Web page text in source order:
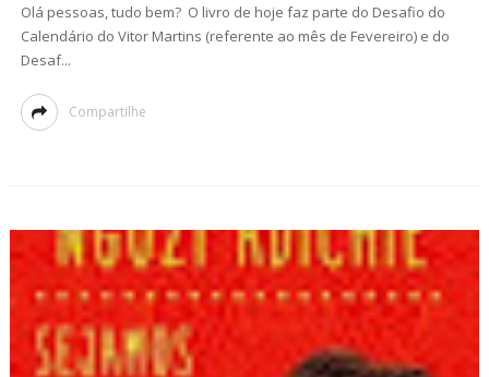
Olá pessoas, tudo bem? O livro de hoje faz parte do Desafio do
Calendário do Vitor Martins (referente ao mês de Fevereiro) e do
Desaf...
Compartilhe